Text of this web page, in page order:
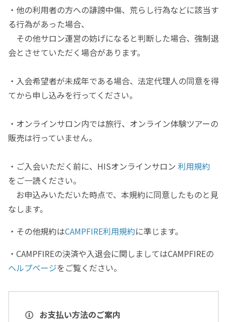
・他の利用者の方への誹謗中傷、荒らし行為などに該当す
る行為があった場合、
その他サロン運営の妨げになると判断した場合、強制退
会とさせていただく場合があります。
・入会希望者が未成年である場合、法定代理人の同意を得
てから申し込みを行ってください。
・オンラインサロン内では旅行、オンライン体験ツアーの
販売は行っていません。
・ご入会いただく前に、HISオンラインサロン 利用規約
をご一読ください。
お申込みいただいた時点で、本規約に同意したものと見
なします。
・その他規約はCAMPFIRE利用規約に準じます。
・CAMPFIREの決済や入退会に関しましてはCAMPFIREの
ヘルプページをご覧ください。
お支払い方法のご案内